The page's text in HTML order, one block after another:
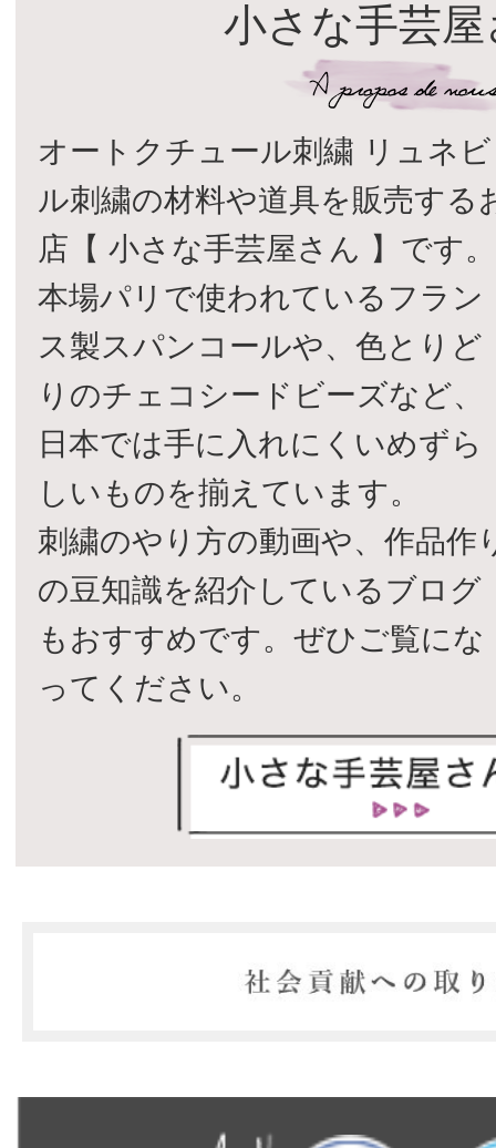
小さな手芸
オートクチュール刺繍 リュネビ
ル刺繍の材料や道具を販売する
店【 小さな手芸屋さん 】です。
本場パリで使われているフラン
ス製スパンコールや、色とりど
りのチェコシードビーズなど、
日本では手に入れにくいめずら
しいものを揃えています。
刺繍のやり方の動画や、作品作
の豆知識を紹介しているブログ
もおすすめです。ぜひご覧にな
ってください。